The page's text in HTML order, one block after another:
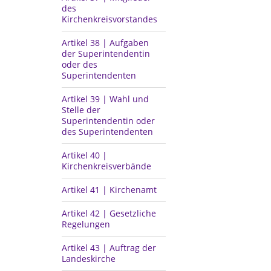
des
Kirchenkreisvorstandes
Artikel 38 | Aufgaben
der Superintendentin
oder des
Superintendenten
Artikel 39 | Wahl und
Stelle der
Superintendentin oder
des Superintendenten
Artikel 40 |
Kirchenkreisverbände
Artikel 41 | Kirchenamt
Artikel 42 | Gesetzliche
Regelungen
Artikel 43 | Auftrag der
Landeskirche